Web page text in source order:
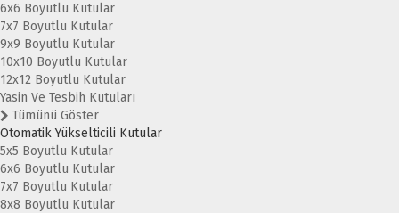
6x6 Boyutlu Kutular
7x7 Boyutlu Kutular
9x9 Boyutlu Kutular
10x10 Boyutlu Kutular
12x12 Boyutlu Kutular
Yasin Ve Tesbih Kutuları
Tümünü Göster
Otomatik Yükselticili Kutular
5x5 Boyutlu Kutular
6x6 Boyutlu Kutular
7x7 Boyutlu Kutular
8x8 Boyutlu Kutular